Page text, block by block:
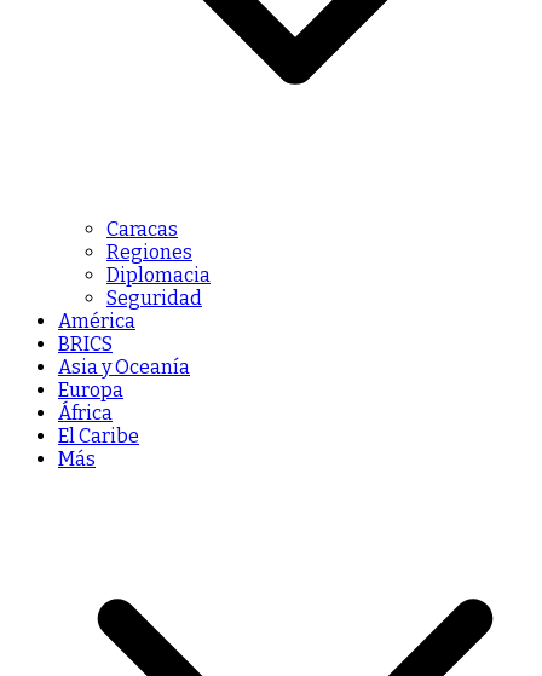
Caracas
Regiones
Diplomacia
Seguridad
América
BRICS
Asia y Oceanía
Europa
África
El Caribe
Más